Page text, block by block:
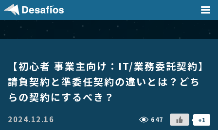
会社案内
事業内容
採用情報
【初心者 事業主向け：IT/業務委託契約】
請負契約と準委任契約の違いとは？どち
らの契約にするべき？
2024.12.16 647 +1